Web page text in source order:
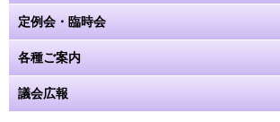
定例会・臨時会
各種ご案内
議会広報